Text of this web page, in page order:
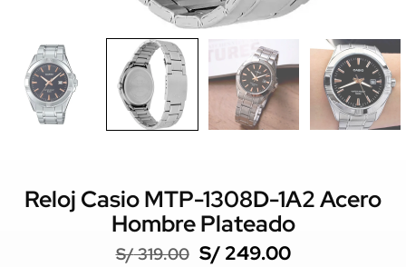
Reloj Casio MTP-1308D-1A2 Acero
Hombre Plateado
S/319.00 S/ 249.00